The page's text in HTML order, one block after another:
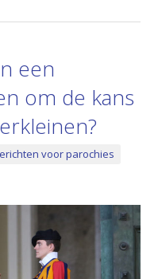
een
om de kans
voor parochies